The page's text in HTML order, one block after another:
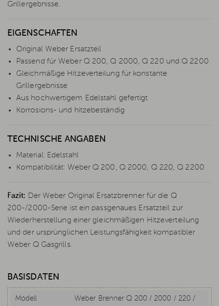
Grillergebnisse.
EIGENSCHAFTEN
Original Weber Ersatzteil
Passend für Weber Q 200, Q 2000, Q 220 und Q 2200
Gleichmäßige Hitzeverteilung für konstante
Grillergebnisse
Aus hochwertigem Edelstahl gefertigt
Korrosions- und hitzebeständig
TECHNISCHE ANGABEN
Material: Edelstahl
Kompatibilität: Weber Q 200, Q 2000, Q 220, Q 2200
Fazit: Der Weber Original Ersatzbrenner für die Q
200-/2000-Serie ist ein passgenaues Ersatzteil zur
Wiederherstellung einer gleichmäßigen Hitzeverteilung
und der ursprünglichen Leistungsfähigkeit kompatibler
Weber Q Gasgrills.
BASISDATEN
Modell
Weber Brenner Q 200 / 2000 / 220 /